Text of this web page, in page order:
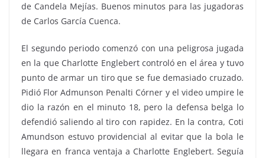
de Candela Mejías. Buenos minutos para las jugadoras
de Carlos García Cuenca.
El segundo periodo comenzó con una peligrosa jugada
en la que Charlotte Englebert controló en el área y tuvo
punto de armar un tiro que se fue demasiado cruzado.
Pidió Flor Admunson Penalti Córner y el video umpire le
dio la razón en el minuto 18, pero la defensa belga lo
defendió saliendo al tiro con rapidez. En la contra, Coti
Amundson estuvo providencial al evitar que la bola le
llegara en franca ventaja a Charlotte Englebert. Seguía